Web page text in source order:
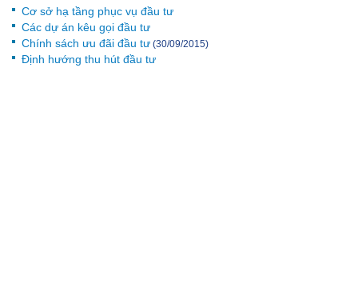
Cơ sở hạ tầng phục vụ đầu tư
Các dự án kêu gọi đầu tư
Chính sách ưu đãi đầu tư (30/09/2015)
Định hướng thu hút đầu tư